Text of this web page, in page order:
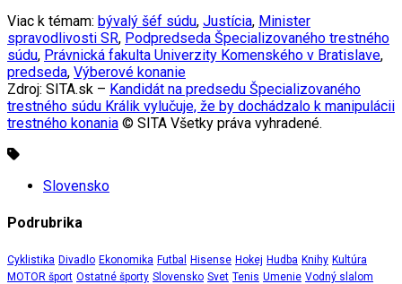
Viac k témam: bývalý šéf súdu, Justícia, Minister
spravodlivosti SR, Podpredseda Špecializovaného trestného
súdu, Právnická fakulta Univerzity Komenského v Bratislave,
predseda, Výberové konanie
Zdroj: SITA.sk – Kandidát na predsedu Špecializovaného
trestného súdu Králik vylučuje, že by dochádzalo k manipulácii
trestného konania © SITA Všetky práva vyhradené.
Slovensko
Podrubrika
Cyklistika Divadlo Ekonomika Futbal Hisense Hokej Hudba Knihy Kultúra
MOTOR šport Ostatné športy Slovensko Svet Tenis Umenie Vodný slalom